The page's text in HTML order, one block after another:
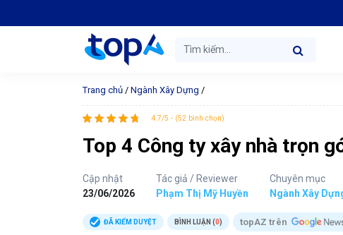
Trang chủ / Ngành Xây Dựng /
4.7/5 - (52 bình chọn)
Top 4 Công ty xây nhà trọn
Cập nhật
23/06/2026
Tác giả / Reviewer
Phạm Thị Mỹ Huyền
Chuyên mục
Ngành Xây
ĐÃ KIỂM DUYỆT BÌNH LUẬN (0) topAZ trên